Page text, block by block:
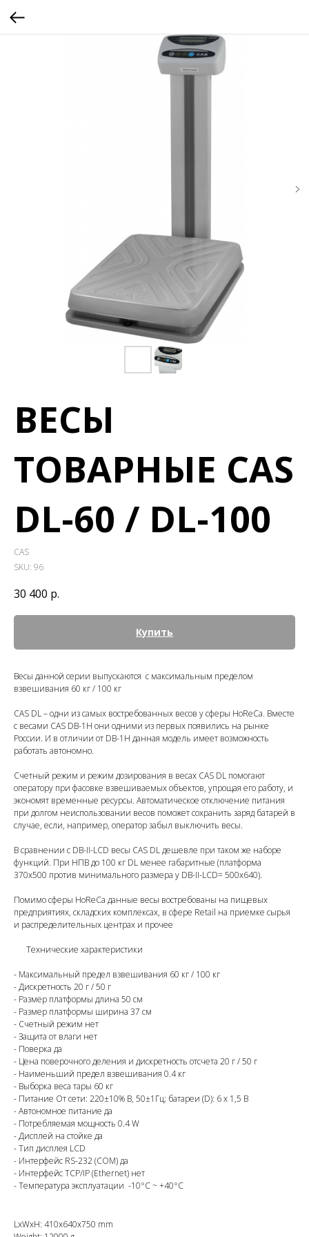
ВЕСЫ
ТОВАРНЫЕ CAS
DL-60 / DL-100
CAS
SKU: 96
30 400 р.
Купить
Весы данной серии выпускаются с максимальным пределом
взвешивания 60 кг / 100 кг
CAS DL – одни из самых востребованных весов у сферы HoReCa. Вместе
с весами CAS DB-1H они одними из первых появились на рынке
России. И в отличии от DB-1H данная модель имеет возможность
работать автономно.
Счетный режим и режим дозирования в весах CAS DL помогают
оператору при фасовке взвешиваемых объектов, упрощая его работу, и
экономят временные ресурсы. Автоматическое отключение питания
при долгом неиспользовании весов поможет сохранить заряд батарей в
случае, если, например, оператор забыл выключить весы.
В сравнении с DB-II-LCD весы CAS DL дешевле при таком же наборе
функций. При НПВ до 100 кг DL менее габаритные (платформа
370х500 против минимального размера у DB-II-LCD= 500х640).
Помимо сферы HoReCa данные весы востребованы на пищевых
предприятиях, складских комплексах, в сфере Retail на приемке сырья
и распределительных центрах и прочее
Технические характеристики
- Максимальный предел взвешивания 60 кг / 100 кг
- Дискретность 20 г / 50 г
- Размер платформы длина 50 см
- Размер платформы ширина 37 см
- Счетный режим нет
- Защита от влаги нет
- Поверка да
- Цена поверочного деления и дискретность отсчета 20 г / 50 г
- Наименьший предел взвешивания 0.4 кг
- Выборка веса тары 60 кг
- Питание От сети: 220±10% В, 50±1Гц; батареи (D): 6 x 1,5 В
- Автономное питание да
- Потребляемая мощность 0.4 W
- Дисплей на стойке да
- Тип дисплея LCD
- Интерфейс RS-232 (COM) да
- Интерфейс TCP/IP (Ethernet) нет
- Температура эксплуатации -10°C ~ +40°C
LxWxH: 410x640x750 mm